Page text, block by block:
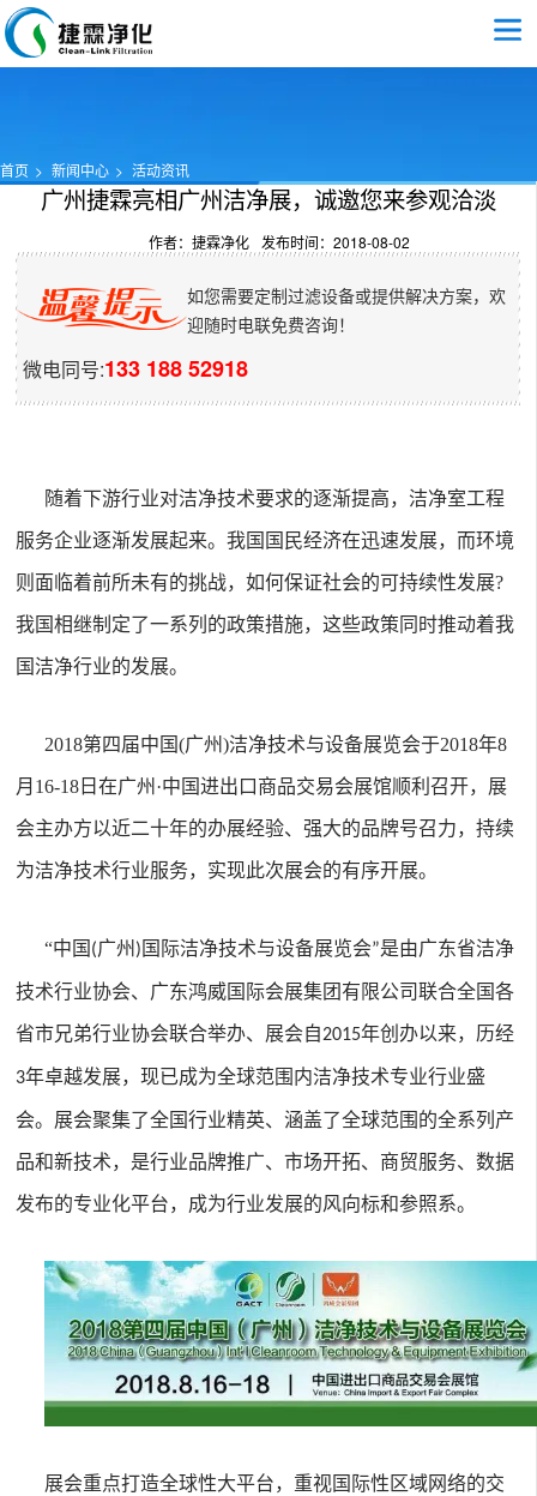
首页 新闻中心 活动资讯
广州捷霖亮相广州洁净展，诚邀您来参观洽淡
作者：捷霖净化 发布时间：2018-08-02
如您需要定制过滤设备或提供解决方案，欢
迎随时电联免费咨询！
微电同号:133 188 52918
随着下游行业对洁净技术要求的逐渐提高，洁净室工程
服务企业逐渐发展起来。我国国民经济在迅速发展，而环境
则面临着前所未有的挑战，如何保证社会的可持续性发展?
我国相继制定了一系列的政策措施，这些政策同时推动着我
国洁净行业的发展。
2018第四届中国(广州)洁净技术与设备展览会于2018年8
月16-18日在广州·中国进出口商品交易会展馆顺利召开，展
会主办方以近二十年的办展经验、强大的品牌号召力，持续
为洁净技术行业服务，实现此次展会的有序开展。
“中国 (广州 ) 国际洁净技术与设备展览会”是由广东省洁净
技术行业协会、广东鸿威国际会展集团有限公司联合全国各
省市兄弟行业协会联合举办、展会自2015年创办以来，历经
3年卓越发展，现已成为全球范围内洁净技术专业行业盛
会。展会聚集了全国行业精英、涵盖了全球范围的全系列产
品和新技术，是行业品牌推广、市场开拓、商贸服务、数据
发布的专业化平台，成为行业发展的风向标和参照系。
展会重点打造全球性大平台，重视国际性区域网络的交